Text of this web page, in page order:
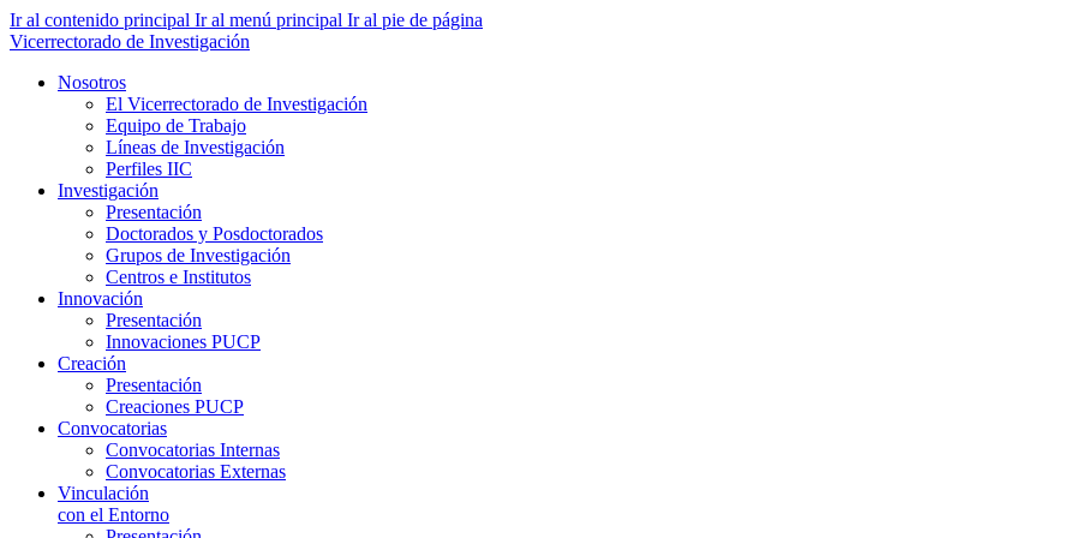
Ir al contenido principal Ir al menú principal Ir al pie de página
Vicerrectorado de Investigación
Nosotros
El Vicerrectorado de Investigación
Equipo de Trabajo
Líneas de Investigación
Perfiles IIC
Investigación
Presentación
Doctorados y Posdoctorados
Grupos de Investigación
Centros e Institutos
Innovación
Presentación
Innovaciones PUCP
Creación
Presentación
Creaciones PUCP
Convocatorias
Convocatorias Internas
Convocatorias Externas
Vinculación
con el Entorno